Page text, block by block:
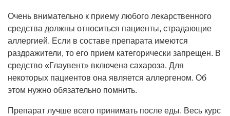
Очень внимательно к приему любого лекарственного
средства должны относиться пациенты, страдающие
аллергией. Если в составе препарата имеются
раздражители, то его прием категорически запрещен. В
средство «Глаувент» включена сахароза. Для
некоторых пациентов она является аллергеном. Об
этом нужно обязательно помнить.
Препарат лучше всего принимать после еды. Весь курс